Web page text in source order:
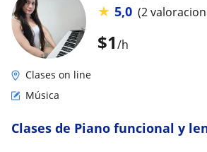
$1/h
★ 5,0 (2
Clases on line
Música
Clases de Piano funcional y